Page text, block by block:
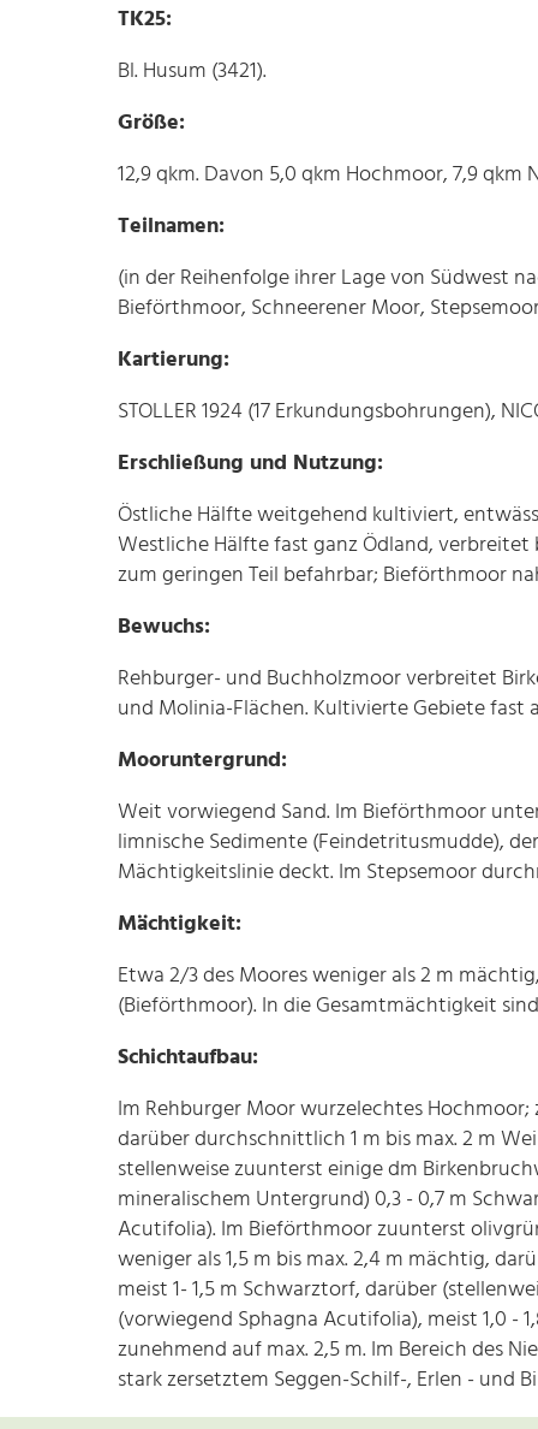
TK25:
Bl. Husum (3421).
Größe:
12,9 qkm. Davon 5,0 qkm Hochmoor, 7,9 qkm
Teilnamen:
(in der Reihenfolge ihrer Lage von Südwest
Bieförthmoor, Schneerener Moor,
Kartierung:
STOLLER 1924 (17 Erkundungsbohrungen),
Erschließung und Nutzung:
Östliche Hälfte weitgehend kultiviert,
Westliche Hälfte fast ganz Ödland,
zum geringen Teil befahrbar; Bieförthmoor
Bewuchs:
Rehburger- und Buchholzmoor verbreitet
und Molinia-Flächen. Kultivierte Gebiete fast
Mooruntergrund:
Weit vorwiegend Sand. Im Bieförthmoor
limnische Sedimente (Feindetritusmudde),
Mächtigkeitslinie deckt. Im Stepsemoor
Mächtigkeit:
Etwa 2/3 des Moores weniger als 2 m
(Bieförthmoor). In die Gesamtmächtigkeit
Schichtaufbau:
Im Rehburger Moor wurzelechtes
darüber durchschnittlich 1 m bis max. 2 m
stellenweise zuunterst einige dm
mineralischem Untergrund) 0,3 - 0,7 m
Acutifolia). Im Bieförthmoor zuunterst
weniger als 1,5 m bis max. 2,4 m mächtig,
meist 1- 1,5 m Schwarztorf, darüber
(vorwiegend Sphagna Acutifolia), meist 1,0 -
zunehmend auf max. 2,5 m. Im Bereich des
stark zersetztem Seggen-Schilf-, Erlen - und